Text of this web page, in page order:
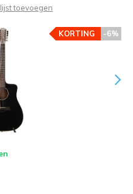
toevoegen
-6%
KORTING